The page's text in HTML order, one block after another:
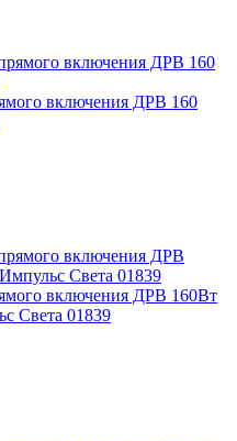
включения ДРВ 160
включения ДРВ 160Вт
Света 01839